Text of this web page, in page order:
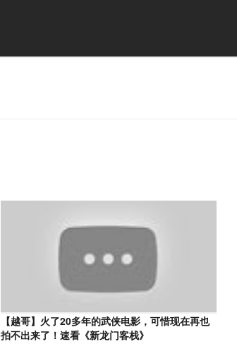
【越哥】火了20多年的武侠电影，可惜现在再也
拍不出来了！速看《新龙门客栈》